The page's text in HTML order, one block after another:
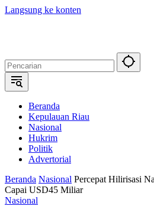
Langsung ke konten
Beranda
Kepulauan Riau
Nasional
Hukrim
Politik
Advertorial
Beranda Nasional Percepat Hilirisasi
Capai USD45 Miliar
Nasional